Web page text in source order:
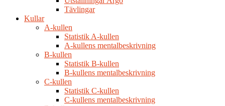
Tävlingar
Kullar
A-kullen
Statistik A-kullen
A-kullens mentalbeskrivning
B-kullen
Statistik B-kullen
B-kullens mentalbeskrivning
C-kullen
Statistik C-kullen
C-kullens mentalbeskrivning